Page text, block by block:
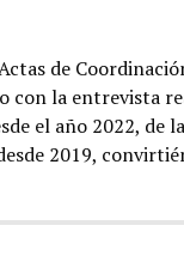
de
con la entrevista
el año 2022, de
2019,